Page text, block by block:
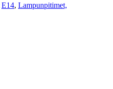
E14, Lampunpitimet,